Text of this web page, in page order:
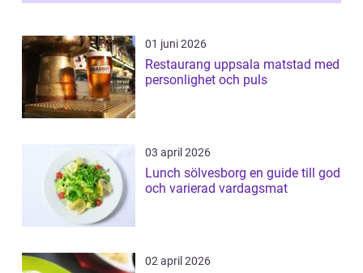
01 juni 2026
Restaurang uppsala matstad med
personlighet och puls
03 april 2026
Lunch sölvesborg en guide till god
och varierad vardagsmat
02 april 2026